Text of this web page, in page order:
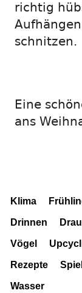
richtig
schnitzen.
Eine
ans
Klima
Drinnen
Vögel
Rezepte
Wasser